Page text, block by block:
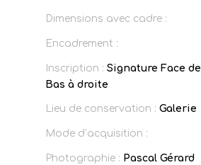
Dimensions avec cadre :
Encadrement :
Inscription : Signature Face de
Bas à droite
Lieu de conservation : Galerie
Mode d’acquisition :
Photographie : Pascal Gérard